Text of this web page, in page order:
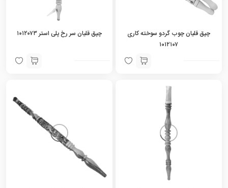
چپق قلیان چوب گردو سوخته کاری
۱۰۱۲۱۰۷
چپق قلیان سر رخ پلی استر ۱۰۱۲۰۷۳